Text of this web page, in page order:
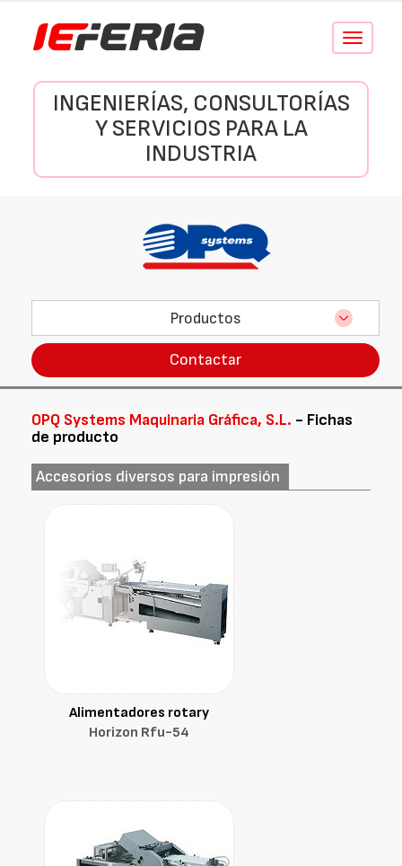
Conmutar
INGENIERÍAS, CONSULTORÍAS
Y SERVICIOS PARA LA
INDUSTRIA
Productos
Contactar
OPQ Systems Maquinaria Gráfica, S.L. - Fichas
de producto
Accesorios diversos para impresión
Alimentadores rotary
Horizon Rfu-54